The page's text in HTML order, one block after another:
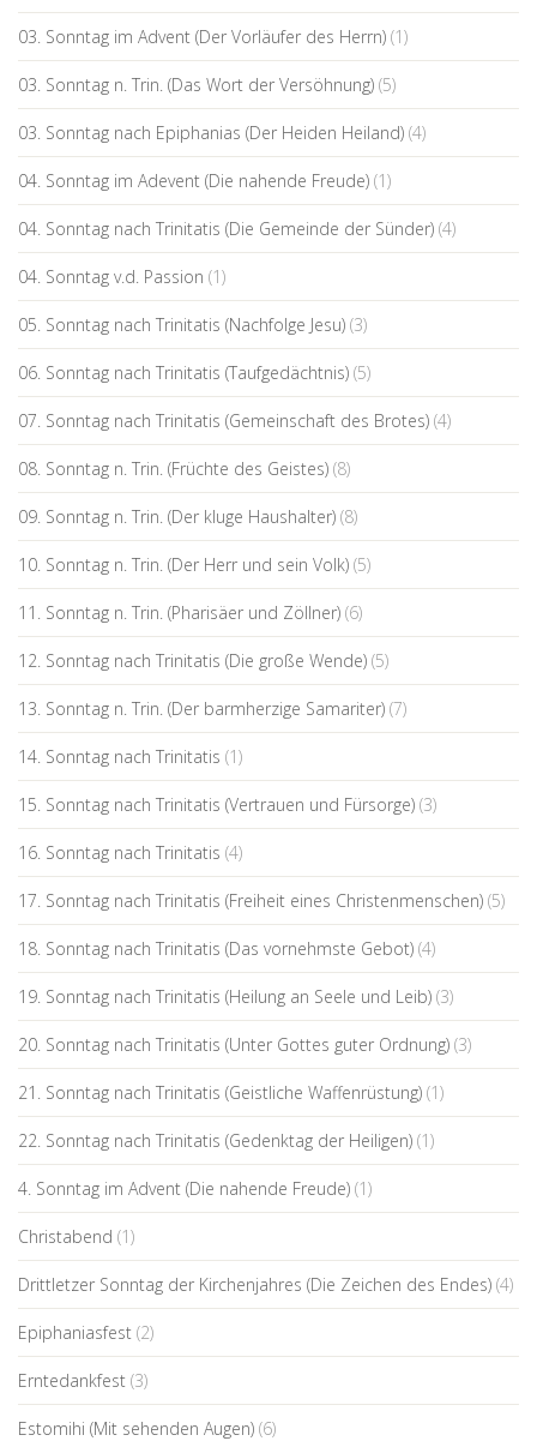
03. Sonntag im Advent (Der Vorläufer des Herrn) (1)
03. Sonntag n. Trin. (Das Wort der Versöhnung) (5)
03. Sonntag nach Epiphanias (Der Heiden Heiland) (4)
04. Sonntag im Adevent (Die nahende Freude) (1)
04. Sonntag nach Trinitatis (Die Gemeinde der Sünder) (4)
04. Sonntag v.d. Passion (1)
05. Sonntag nach Trinitatis (Nachfolge Jesu) (3)
06. Sonntag nach Trinitatis (Taufgedächtnis) (5)
07. Sonntag nach Trinitatis (Gemeinschaft des Brotes) (4)
08. Sonntag n. Trin. (Früchte des Geistes) (8)
09. Sonntag n. Trin. (Der kluge Haushalter) (8)
10. Sonntag n. Trin. (Der Herr und sein Volk) (5)
11. Sonntag n. Trin. (Pharisäer und Zöllner) (6)
12. Sonntag nach Trinitatis (Die große Wende) (5)
13. Sonntag n. Trin. (Der barmherzige Samariter) (7)
14. Sonntag nach Trinitatis (1)
15. Sonntag nach Trinitatis (Vertrauen und Fürsorge) (3)
16. Sonntag nach Trinitatis (4)
17. Sonntag nach Trinitatis (Freiheit eines Christenmenschen) (5)
18. Sonntag nach Trinitatis (Das vornehmste Gebot) (4)
19. Sonntag nach Trinitatis (Heilung an Seele und Leib) (3)
20. Sonntag nach Trinitatis (Unter Gottes guter Ordnung) (3)
21. Sonntag nach Trinitatis (Geistliche Waffenrüstung) (1)
22. Sonntag nach Trinitatis (Gedenktag der Heiligen) (1)
4. Sonntag im Advent (Die nahende Freude) (1)
Christabend (1)
Drittletzer Sonntag der Kirchenjahres (Die Zeichen des Endes) (4)
Epiphaniasfest (2)
Erntedankfest (3)
Estomihi (Mit sehenden Augen) (6)